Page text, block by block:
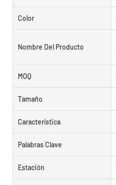
Color
Nombre Del Producto
MOQ
Tamaño
Característica
Palabras Clave
Estación